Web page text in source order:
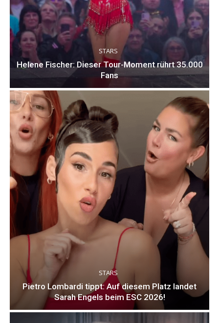
STARS
Helene Fischer: Dieser Tour-Moment rührt 35.000
Fans
STARS
Pietro Lombardi tippt: Auf diesem Platz landet
Sarah Engels beim ESC 2026!